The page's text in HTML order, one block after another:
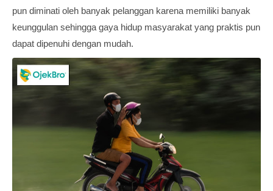
pun diminati oleh banyak pelanggan karena memiliki banyak
keunggulan sehingga gaya hidup masyarakat yang praktis pun
dapat dipenuhi dengan mudah.